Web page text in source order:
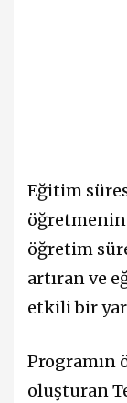
Eğitim
öğretim
artıran ve
etkili bir
Programın
oluşturan